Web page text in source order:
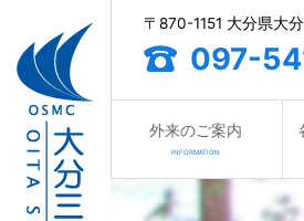
〒870-1151 大分県大
097-
外来のご案内
INFORMATION